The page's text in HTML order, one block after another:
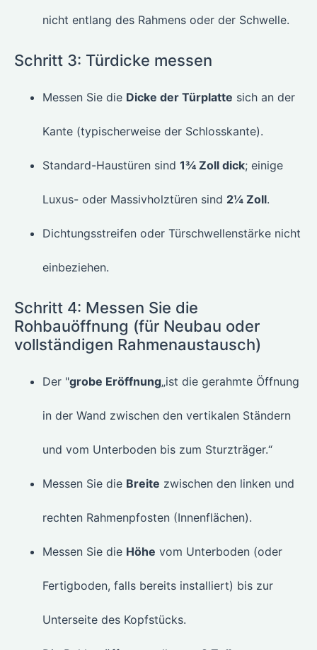
nicht entlang des Rahmens oder der Schwelle.
Schritt 3: Türdicke messen
Messen Sie die Dicke der Türplatte sich an der
Kante (typischerweise der Schlosskante).
Standard-Haustüren sind 1¾ Zoll dick; einige
Luxus- oder Massivholztüren sind 2¼ Zoll.
Dichtungsstreifen oder Türschwellenstärke nicht
einbeziehen.
Schritt 4: Messen Sie die
Rohbauöffnung (für Neubau oder
vollständigen Rahmenaustausch)
Der "grobe Eröffnung„ist die gerahmte Öffnung
in der Wand zwischen den vertikalen Ständern
und vom Unterboden bis zum Sturzträger.“
Messen Sie die Breite zwischen den linken und
rechten Rahmenpfosten (Innenflächen).
Messen Sie die Höhe vom Unterboden (oder
Fertigboden, falls bereits installiert) bis zur
Unterseite des Kopfstücks.